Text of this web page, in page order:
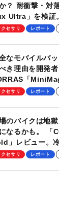
？ 耐衝撃・対
Ultra」を検証
バイルユース
クセサリ レポート
なモバイルバ
き理由を開発者
「
クセサリ レポート
のバイクは地
なるかも。 「
」レビュー。
レート、シン
クセサリ レポート